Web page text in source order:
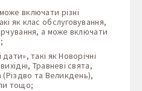
включати різні
як клас обслуговування,
а може включати
такі як Новорічні
Травневі свята,
(Різдво та Великдень),
тощо;